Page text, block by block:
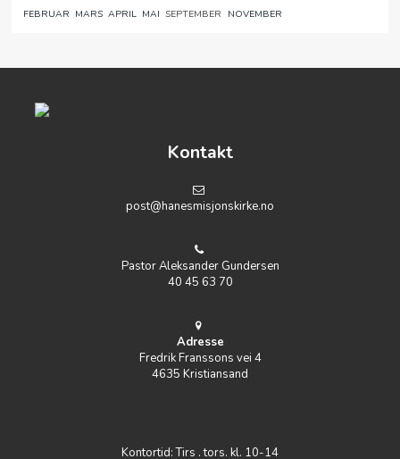
FEBRUAR MARS APRIL MAI SEPTEMBER NOVEMBER
Kontakt
post@hanesmisjonskirke.no
Pastor Aleksander Gundersen
40 45 63 70
Adresse
Fredrik Franssons vei 4
4635 Kristiansand
Kontortid: Tirs . tors. kl. 10-14